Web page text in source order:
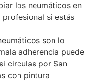
los neumáticos en
profesional si estás
son lo
adherencia puede
circulas por San
con pintura